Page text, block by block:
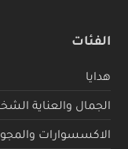
الفئات
هدايا
الجمال والعناية
الاكسسوارات